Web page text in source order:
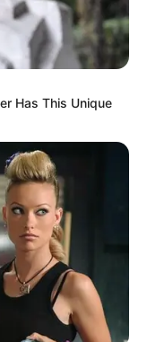
Joint Pain &
Has This Unique